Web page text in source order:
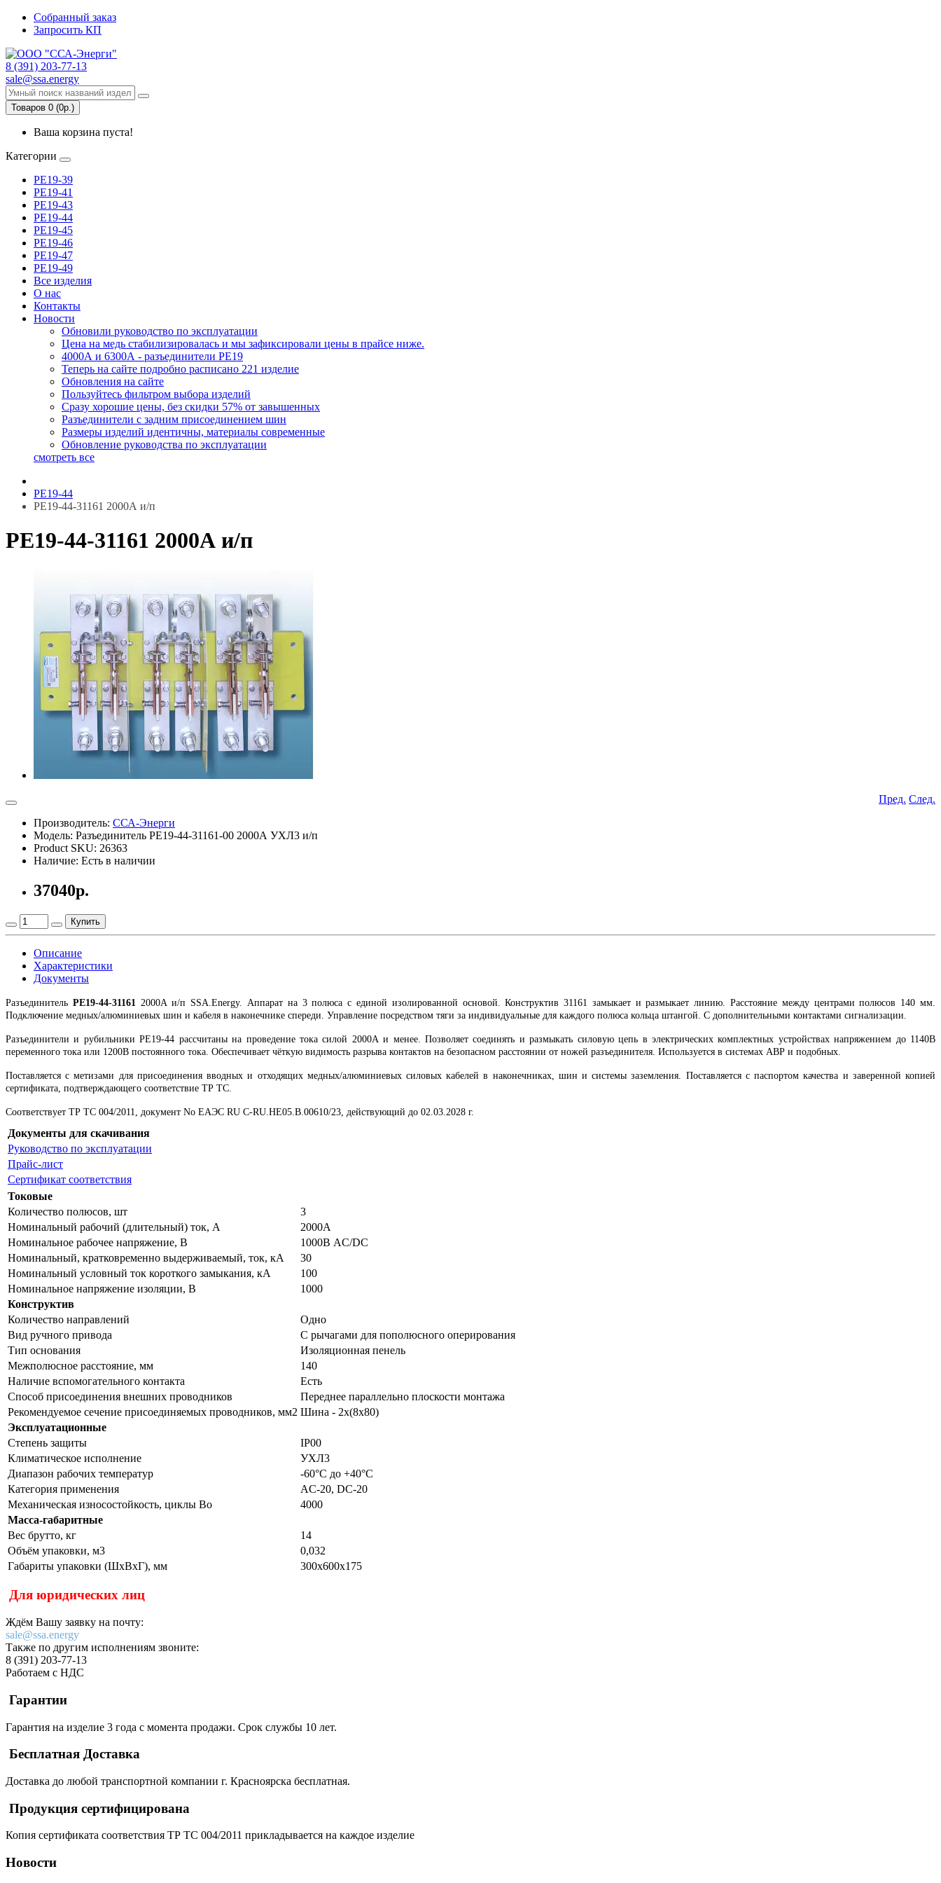
Собранный заказ
Запросить КП
8 (391) 203-77-13
sale@ssa.energy
Товаров 0 (0р.)
Ваша корзина пуста!
Категории
РЕ19-39
РЕ19-41
РЕ19-43
РЕ19-44
РЕ19-45
РЕ19-46
РЕ19-47
РЕ19-49
Все изделия
О нас
Контакты
Новости
Обновили руководство по эксплуатации
Цена на медь стабилизировалась и мы зафиксировали цены в прайсе ниже.
4000А и 6300А - разъединители РЕ19
Теперь на сайте подробно расписано 221 изделие
Обновления на сайте
Пользуйтесь фильтром выбора изделий
Сразу хорошие цены, без скидки 57% от завышенных
Разъединители с задним присоединением шин
Размеры изделий идентичны, материалы современные
Обновление руководства по эксплуатации
смотреть все
РЕ19-44
РЕ19-44-31161 2000А и/п
РЕ19-44-31161 2000А и/п
Пред. След.
Производитель: ССА-Энерги
Модель: Разъединитель РЕ19-44-31161-00 2000А УХЛ3 и/п
Product SKU: 26363
Наличие: Есть в наличии
37040р.
Купить
Описание
Характеристики
Документы
Разъединитель РЕ19-44-31161
2000А и/п SSA.Energy. Аппарат на 3 полюса с единой изолированной основой. Конструктив 31161 замыкает и размыкает линию. Расстояние между центрами полюсов 140 мм.
Подключение медных/алюминиевых шин и кабеля в наконечнике спереди. Управление посредством тяги за индивидуальные для каждого полюса кольца штангой. С дополнительными контактами сигнализации.
Разъединители и рубильники РЕ19-44 рассчитаны на проведение тока силой 2000А и менее. Позволяет соединять и размыкать силовую цепь в электрических комплектных устройствах напряжением до 1140В
переменного тока или 1200В постоянного тока. Обеспечивает чёткую видимость разрыва контактов на безопасном расстоянии от ножей разъединителя. Используется в системах АВР и подобных.
Поставляется с метизами для присоединения вводных и отходящих медных/алюминиевых силовых кабелей в наконечниках, шин и системы заземления. Поставляется с паспортом качества и заверенной копией
сертификата, подтверждающего соответствие ТР ТС.
Соответствует ТР ТС 004/2011, документ No ЕАЭС RU C-RU.НЕ05.B.00610/23, действующий до 02.03.2028 г.
Документы для скачивания
Руководство по эксплуатации
Прайс-лист
Сертификат соответствия
Токовые
Количество полюсов, шт
3
Номинальный рабочий (длительный) ток, А
2000А
Номинальное рабочее напряжение, В
1000В AC/DC
Номинальный, кратковременно выдерживаемый, ток, кА
30
Номинальный условный ток короткого замыкания, кА
100
Номинальное напряжение изоляции, В
1000
Конструктив
Количество направлений
Одно
Вид ручного привода
С рычагами для пополюсного оперирования
Тип основания
Изоляционная пенель
Межполюсное расстояние, мм
140
Наличие вспомогательного контакта
Есть
Способ присоединения внешних проводников
Переднее параллельно плоскости монтажа
Рекомендуемое сечение присоединяемых проводников, мм2 Шина - 2х(8х80)
Эксплуатационные
Степень защиты
IP00
Климатическое исполнение
УХЛ3
Диапазон рабочих температур
-60°С до +40°С
Категория применения
AC-20, DC-20
Механическая износостойкость, циклы Во
4000
Масса-габаритные
Вес брутто, кг
14
Объём упаковки, м3
0,032
Габариты упаковки (ШхВхГ), мм
300х600х175
Для юридических лиц
Ждём Вашу заявку на почту:
sale@ssa.energy
Также по другим исполнениям звоните:
8 (391) 203-77-13
Работаем с НДС
Гарантии
Гарантия на изделие 3 года с момента продажи. Срок службы 10 лет.
Бесплатная Доставка
Доставка до любой транспортной компании г. Красноярска бесплатная.
Продукция сертифицирована
Копия сертификата соответствия ТР ТС 004/2011 прикладывается на каждое изделие
Новости